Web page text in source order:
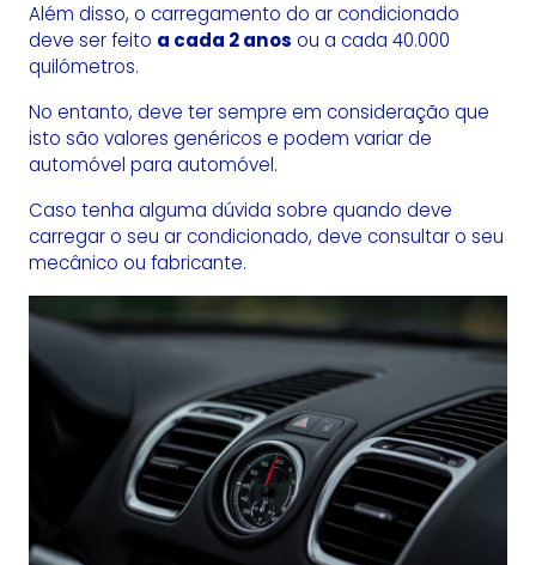
Além disso, o carregamento do ar condicionado
deve ser feito a cada 2 anos ou a cada 40.000
quilómetros.
No entanto, deve ter sempre em consideração que
isto são valores genéricos e podem variar de
automóvel para automóvel.
Caso tenha alguma dúvida sobre quando deve
carregar o seu ar condicionado, deve consultar o seu
mecânico ou fabricante.